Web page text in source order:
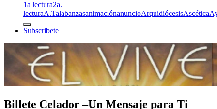
1a lectura2a.
lecturaA.TalabanzasanimaciónanuncioArquidiócesisAscética
Subscribete
Billete Celador –Un Mensaje para Ti